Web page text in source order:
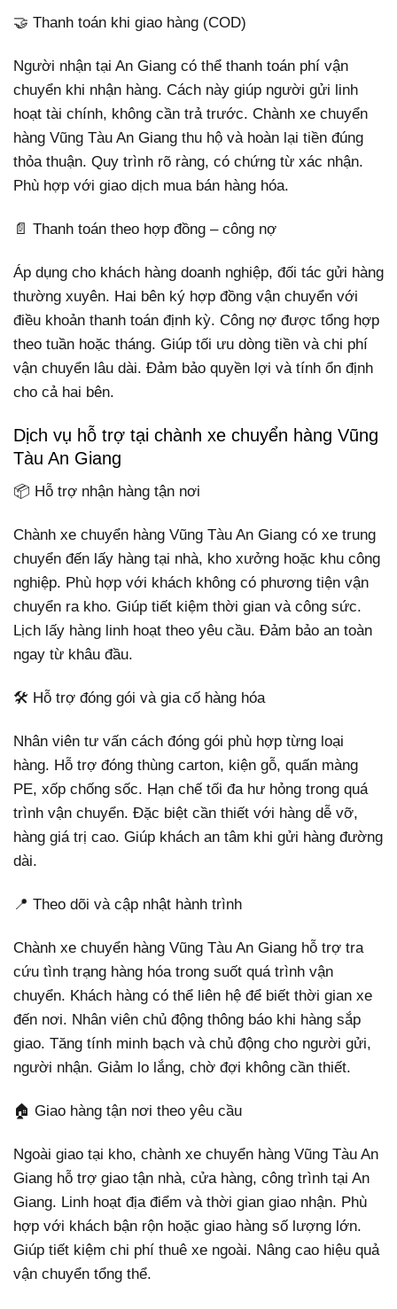
🤝 Thanh toán khi giao hàng (COD)
Người nhận tại An Giang có thể thanh toán phí vận
chuyển khi nhận hàng. Cách này giúp người gửi linh
hoạt tài chính, không cần trả trước. Chành xe chuyển
hàng Vũng Tàu An Giang thu hộ và hoàn lại tiền đúng
thỏa thuận. Quy trình rõ ràng, có chứng từ xác nhận.
Phù hợp với giao dịch mua bán hàng hóa.
📄 Thanh toán theo hợp đồng – công nợ
Áp dụng cho khách hàng doanh nghiệp, đối tác gửi hàng
thường xuyên. Hai bên ký hợp đồng vận chuyển với
điều khoản thanh toán định kỳ. Công nợ được tổng hợp
theo tuần hoặc tháng. Giúp tối ưu dòng tiền và chi phí
vận chuyển lâu dài. Đảm bảo quyền lợi và tính ổn định
cho cả hai bên.
Dịch vụ hỗ trợ tại chành xe chuyển hàng Vũng
Tàu An Giang
📦 Hỗ trợ nhận hàng tận nơi
Chành xe chuyển hàng Vũng Tàu An Giang có xe trung
chuyển đến lấy hàng tại nhà, kho xưởng hoặc khu công
nghiệp. Phù hợp với khách không có phương tiện vận
chuyển ra kho. Giúp tiết kiệm thời gian và công sức.
Lịch lấy hàng linh hoạt theo yêu cầu. Đảm bảo an toàn
ngay từ khâu đầu.
🛠️ Hỗ trợ đóng gói và gia cố hàng hóa
Nhân viên tư vấn cách đóng gói phù hợp từng loại
hàng. Hỗ trợ đóng thùng carton, kiện gỗ, quấn màng
PE, xốp chống sốc. Hạn chế tối đa hư hỏng trong quá
trình vận chuyển. Đặc biệt cần thiết với hàng dễ vỡ,
hàng giá trị cao. Giúp khách an tâm khi gửi hàng đường
dài.
📍 Theo dõi và cập nhật hành trình
Chành xe chuyển hàng Vũng Tàu An Giang hỗ trợ tra
cứu tình trạng hàng hóa trong suốt quá trình vận
chuyển. Khách hàng có thể liên hệ để biết thời gian xe
đến nơi. Nhân viên chủ động thông báo khi hàng sắp
giao. Tăng tính minh bạch và chủ động cho người gửi,
người nhận. Giảm lo lắng, chờ đợi không cần thiết.
🏠 Giao hàng tận nơi theo yêu cầu
Ngoài giao tại kho, chành xe chuyển hàng Vũng Tàu An
Giang hỗ trợ giao tận nhà, cửa hàng, công trình tại An
Giang. Linh hoạt địa điểm và thời gian giao nhận. Phù
hợp với khách bận rộn hoặc giao hàng số lượng lớn.
Giúp tiết kiệm chi phí thuê xe ngoài. Nâng cao hiệu quả
vận chuyển tổng thể.